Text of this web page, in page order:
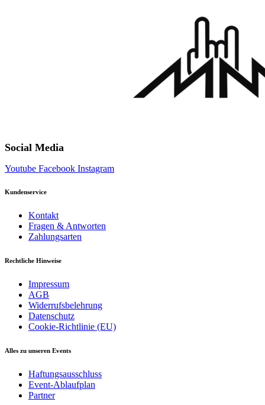
Social Media
Youtube Facebook Instagram
Kundenservice
Kontakt
Fragen & Antworten
Zahlungsarten
Rechtliche Hinweise
Impressum
AGB
Widerrufsbelehrung
Datenschutz
Cookie-Richtlinie (EU)
Alles zu unseren Events
Haftungsausschluss
Event-Ablaufplan
Partner